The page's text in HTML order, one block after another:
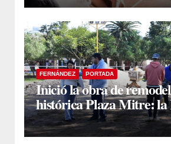
FERNÁNDEZ PORTADA
Inició la obra de
histórica Plaza Mitre: la
Yanina Iturre supervisó
primeros trabajos